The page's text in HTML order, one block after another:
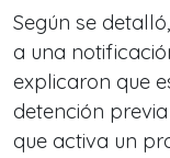
Según se
a una
explicaron que
detención
que activa un